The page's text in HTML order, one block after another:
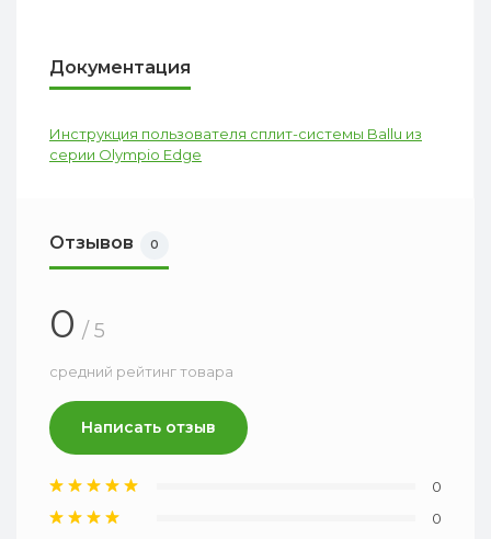
Документация
Инструкция пользователя сплит-системы Ballu из
серии Olympio Edge
Отзывов 0
0 / 5
средний рейтинг товара
Написать отзыв
0
0